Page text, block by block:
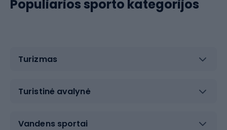
Populiarios sporto kategorijos
Turizmas
Turistinė avalynė
Vandens sportai